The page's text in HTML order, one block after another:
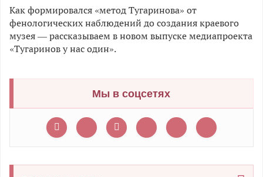
Как формировался «метод Тугаринова» от
фенологических наблюдений до создания краевого
музея — рассказываем в новом выпуске медиапроекта
«Тугаринов у нас один».
Мы в соцсетях